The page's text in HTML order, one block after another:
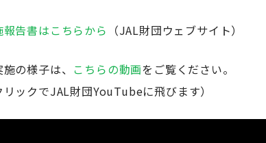
報告書はこちらから （JAL財団ウェブサイト）
の様子は、 こちらの動画をご覧ください。
リックでJAL財団YouTubeに飛びます）